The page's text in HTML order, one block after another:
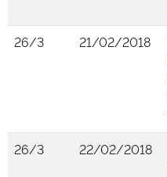
26/3
21/02/2018
26/3
22/02/2018